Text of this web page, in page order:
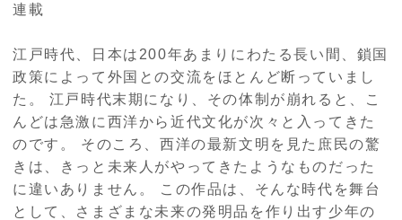
連載
江戸時代、日本は200年あまりにわたる長い間、鎖国
政策によって外国との交流をほとんど断っていまし
た。 江戸時代末期になり、その体制が崩れると、こ
んどは急激に西洋から近代文化が次々と入ってきた
のです。 そのころ、西洋の最新文明を見た庶民の驚
きは、きっと未来人がやってきたようなものだった
に違いありません。 この作品は、そんな時代を舞台
として、さまざまな未来の発明品を作り出す少年の